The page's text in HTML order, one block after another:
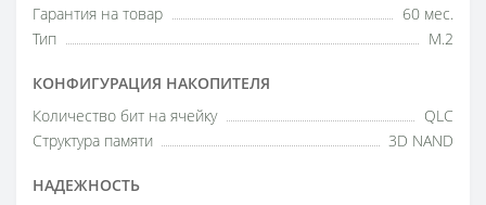
Гарантия на товар
60 мес.
Тип
M.2
КОНФИГУРАЦИЯ НАКОПИТЕЛЯ
Количество бит на ячейку
QLC
Структура памяти
3D NAND
НАДЕЖНОСТЬ